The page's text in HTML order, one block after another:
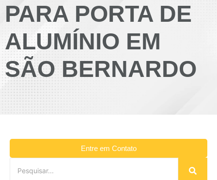
PARA PORTA DE
ALUMÍNIO EM
SÃO BERNARDO
Entre em Contato